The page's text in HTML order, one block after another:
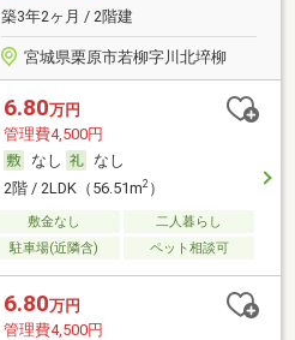
築3年2ヶ月 / 2階建
宮城県栗原市若柳字川北埣柳
6.80万円
管理費4,500円
なし
なし
2階 / 2LDK（56.51m2）
敷金なし
二人暮らし
駐車場(近隣含) ペット相談可
6.80万円
管理費4,500円